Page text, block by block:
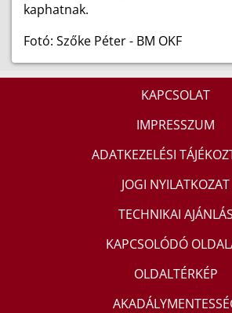
kaphatnak.
Fotó: Szőke Péter - BM OKF
KAPCSOLAT
IMPRESSZUM
ADATKEZELÉSI
JOGI NYILATKOZAT
TECHNIKAI AJÁNLÁS
KAPCSOLÓDÓ
OLDALTÉRKÉP